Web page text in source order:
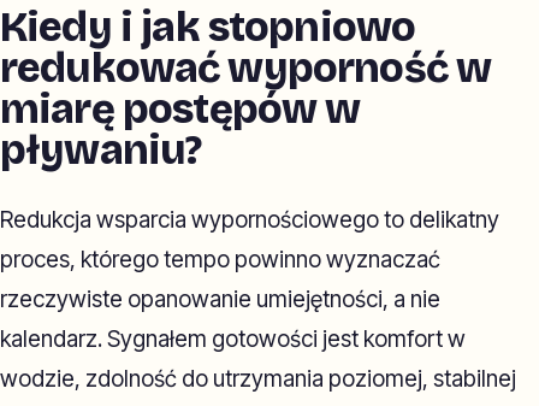
Kiedy i jak stopniowo
redukować wyporność w
miarę postępów w
pływaniu?
Redukcja wsparcia wypornościowego to delikatny
proces, którego tempo powinno wyznaczać
rzeczywiste opanowanie umiejętności, a nie
kalendarz. Sygnałem gotowości jest komfort w
wodzie, zdolność do utrzymania poziomej, stabilnej